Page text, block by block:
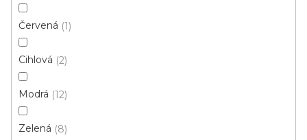
Červená 1
Cihlová 2
Modrá 12
Zelená 8
Prémiová kvalita